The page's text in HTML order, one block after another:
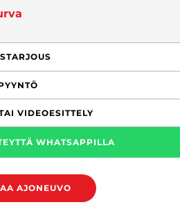
VIDEOESITTELY
WHATSAPPILLA
AJONEUVO